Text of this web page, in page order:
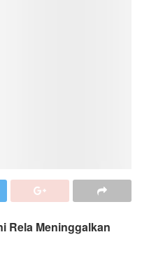
Rela Meninggalkan